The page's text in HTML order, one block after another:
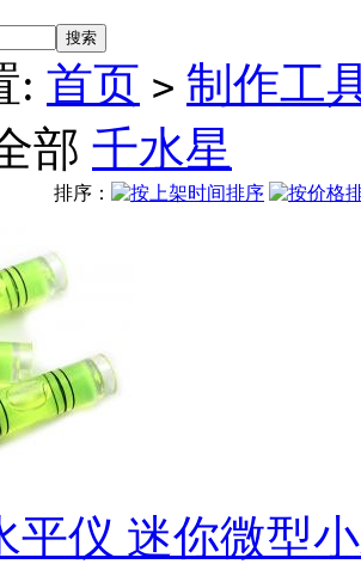
: 首页 > 制作工
部 千水星
排序：
平仪 迷你微型